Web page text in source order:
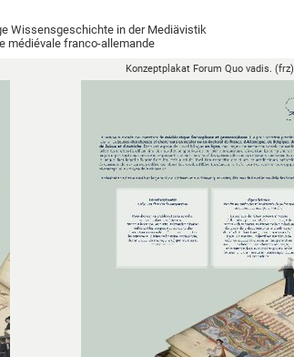
Wissensgeschichte in der Mediävistik
médiévale franco-allemande
Konzeptplakat Forum Quo vadis. (frz)